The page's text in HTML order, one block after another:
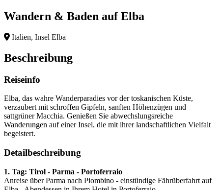
Wandern & Baden auf Elba
Italien, Insel Elba
Beschreibung
Reiseinfo
Elba, das wahre Wanderparadies vor der toskanischen Küste,
verzaubert mit schroffen Gipfeln, sanften Höhenzügen und
sattgrüner Macchia. Genießen Sie abwechslungsreiche
Wanderungen auf einer Insel, die mit ihrer landschaftlichen Vielfalt
begeistert.
Detailbeschreibung
1. Tag: Tirol - Parma - Portoferraio
Anreise über Parma nach Piombino - einstündige Fährüberfahrt auf